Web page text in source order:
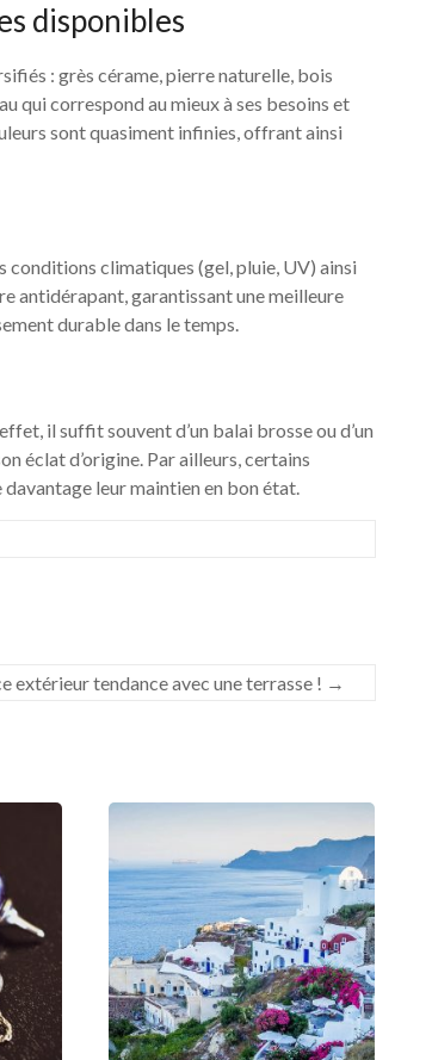
disponibles
: grès cérame, pierre naturelle, bois
qui correspond au mieux à ses besoins et
sont quasiment infinies, offrant ainsi
climatiques (gel, pluie, UV) ainsi
antidérapant, garantissant une meilleure
durable dans le temps.
il suffit souvent d’un balai brosse ou d’un
éclat d’origine. Par ailleurs, certains
leur maintien en bon état.
extérieur tendance avec une terrasse ! →